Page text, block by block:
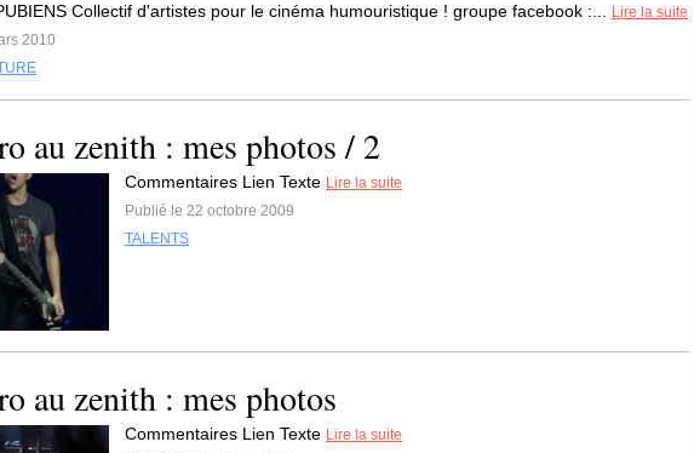
Collectif d'artistes pour le cinéma humouristique ! groupe facebook :...
Lire la suite
2010
au zenith : mes photos / 2
Commentaires Lien Texte Lire la suite
Publié le 22 octobre 2009
TALENTS
au zenith : mes photos
Commentaires Lien Texte Lire la suite